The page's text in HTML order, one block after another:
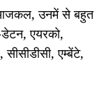
आजकल, उनमें से बहुत
एयरको,
एम्बेंटे,